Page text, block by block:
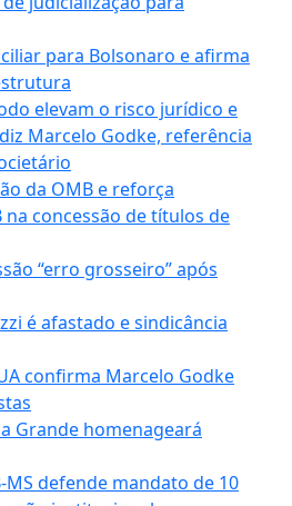
para Bolsonaro e afirma
elevam o risco jurídico e
Marcelo Godke, referência
da OMB e reforça
na concessão de títulos de
“erro grosseiro” após
é afastado e sindicância
confirma Marcelo Godke
Grande homenageará
defende mandato de 10